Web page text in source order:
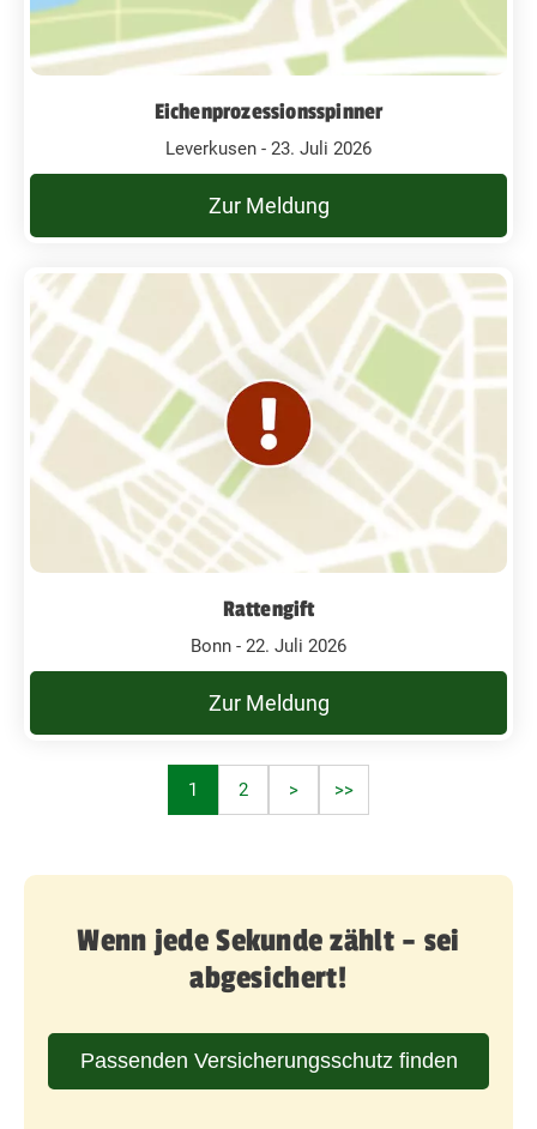
Eichenprozessionsspinner
Leverkusen - 23. Juli 2026
Zur Meldung
Rattengift
Bonn - 22. Juli 2026
Zur Meldung
1 2 > >>
Wenn jede Sekunde zählt – sei
abgesichert!
Passenden Versicherungsschutz finden